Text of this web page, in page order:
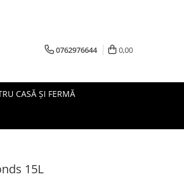
0762976644 0,00
CASĂ ȘI FERMĂ
15L